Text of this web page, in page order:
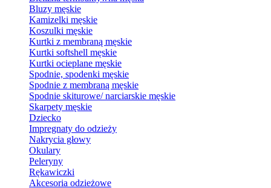
Bluzy męskie
Kamizelki męskie
Koszulki męskie
Kurtki z membraną męskie
Kurtki softshell męskie
Kurtki ocieplane męskie
Spodnie, spodenki męskie
Spodnie z membraną męskie
Spodnie skiturowe/ narciarskie męskie
Skarpety męskie
Dziecko
Impregnaty do odzieży
Nakrycia głowy
Okulary
Peleryny
Rękawiczki
Akcesoria odzieżowe